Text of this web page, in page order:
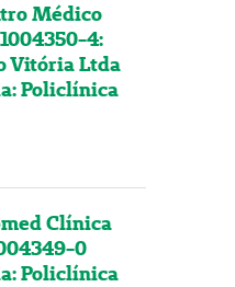
Médico
4:
Vitória Ltda
Policlínica
Clínica
0
Policlínica